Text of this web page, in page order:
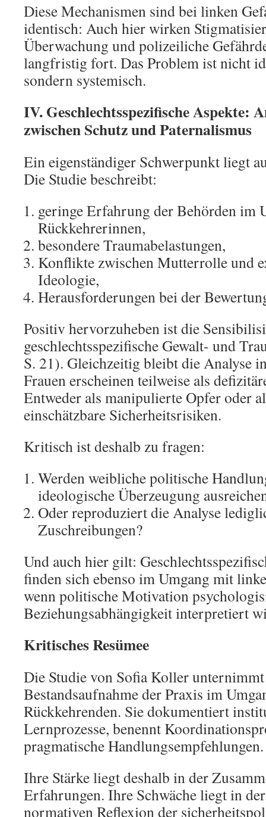
Diese Mechanismen sind bei linken
identisch: Auch hier wirken
Überwachung und polizeiliche
langfristig fort. Das Problem ist nicht
sondern systemisch.
IV. Geschlechtsspezifische Aspekte:
zwischen Schutz und Paternalismus
Ein eigenständiger Schwerpunkt liegt
Die Studie beschreibt:
geringe Erfahrung der Behörden im
Rückkehrerinnen,
besondere Traumabelastungen,
Konflikte zwischen Mutterrolle und
Ideologie,
Herausforderungen bei der
Positiv hervorzuheben ist die
geschlechtsspezifische Gewalt- und
S. 21). Gleichzeitig bleibt die Analyse
Frauen erscheinen teilweise als
Entweder als manipulierte Opfer oder
einschätzbare Sicherheitsrisiken.
Kritisch ist deshalb zu fragen:
Werden weibliche politische
ideologische Überzeugung
Oder reproduziert die Analyse
Zuschreibungen?
Und auch hier gilt:
finden sich ebenso im Umgang mit
wenn politische Motivation
Beziehungsabhängigkeit interpretiert
Kritisches Resümee
Die Studie von Sofia Koller unternimmt
Bestandsaufnahme der Praxis im
Rückkehrenden. Sie dokumentiert
Lernprozesse, benennt
pragmatische Handlungsempfehlungen.
Ihre Stärke liegt deshalb in der
Erfahrungen. Ihre Schwäche liegt in
normativen Reflexion der